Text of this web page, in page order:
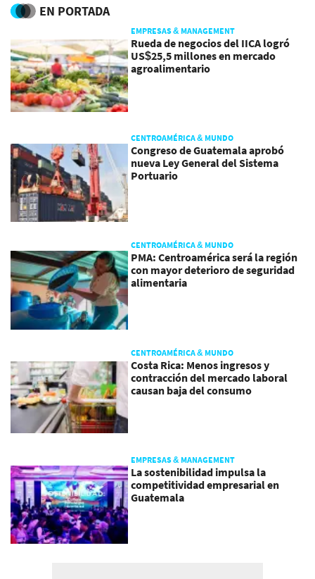
EN PORTADA
EMPRESAS & MANAGEMENT
Rueda de negocios del IICA logró
US$25,5 millones en mercado
agroalimentario
CENTROAMÉRICA & MUNDO
Congreso de Guatemala aprobó
nueva Ley General del Sistema
Portuario
CENTROAMÉRICA & MUNDO
PMA: Centroamérica será la región
con mayor deterioro de seguridad
alimentaria
CENTROAMÉRICA & MUNDO
Costa Rica: Menos ingresos y
contracción del mercado laboral
causan baja del consumo
EMPRESAS & MANAGEMENT
La sostenibilidad impulsa la
competitividad empresarial en
Guatemala